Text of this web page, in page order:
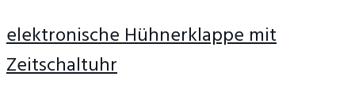
elektronische Hühnerklappe mit
Zeitschaltuhr